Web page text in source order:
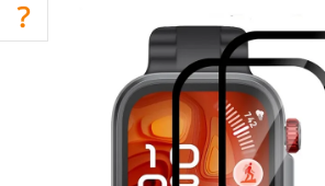
produktu
je